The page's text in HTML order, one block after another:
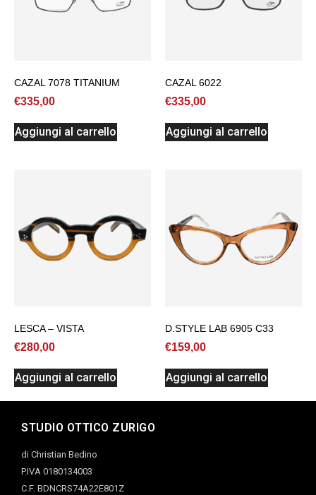
CAZAL 7078 TITANIUM
€335,00
Aggiungi al carrello
CAZAL 6022
€335,00
Aggiungi al carrello
LESCA – VISTA
€280,00
Aggiungi al carrello
D.STYLE LAB 6905 C33
€159,00
Aggiungi al carrello
STUDIO OTTICO ZURIGO
di Christian Bedino
P.IVA 0180134003
C.F. BDNCRS74A22E801Z